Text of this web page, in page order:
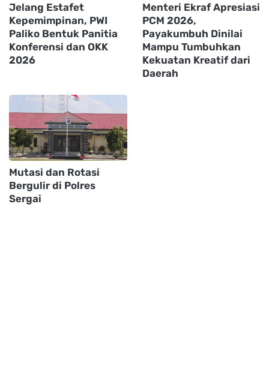
Jelang Estafet
Kepemimpinan, PWI
Paliko Bentuk Panitia
Konferensi dan OKK
2026
Menteri Ekraf Apresiasi
PCM 2026,
Payakumbuh Dinilai
Mampu Tumbuhkan
Kekuatan Kreatif dari
Daerah
Mutasi dan Rotasi
Bergulir di Polres
Sergai